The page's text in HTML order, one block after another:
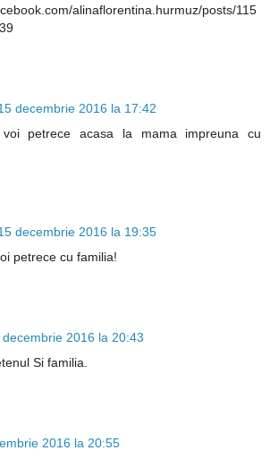
alinaflorentina.hurmuz/posts/115
decembrie 2016 la 17:42
voi petrece acasa la mama impreuna cu
decembrie 2016 la 19:35
petrece cu familia!
decembrie 2016 la 20:43
Si familia.
2016 la 20:55